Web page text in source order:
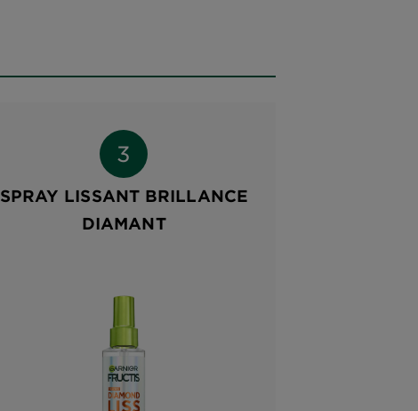
SPRAY LISSANT BRILLANCE
DIAMANT